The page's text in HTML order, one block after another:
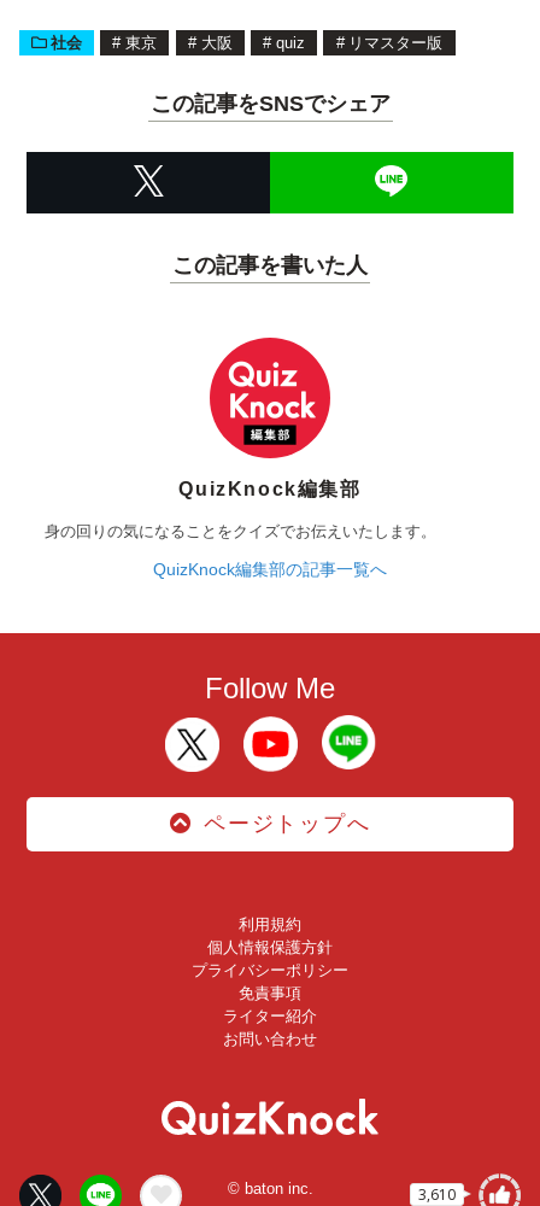
3,610
社会 # 東京 # 大阪 # quiz # リマスター版
この記事をSNSでシェア
この記事を書いた人
QuizKnock編集部
身の回りの気になることをクイズでお伝えいたします。
QuizKnock編集部の記事一覧へ
Follow Me
ページトップへ
利用規約
個人情報保護方針
プライバシーポリシー
免責事項
ライター紹介
お問い合わせ
© baton inc.